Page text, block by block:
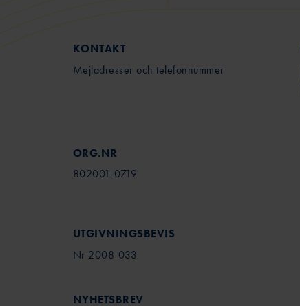
KONTAKT
Mejladresser och telefonnummer
ORG.NR
802001-0719
UTGIVNINGSBEVIS
Nr 2008-033
NYHETSBREV